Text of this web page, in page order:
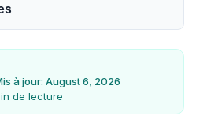
à jour: August 6, 2026
de lecture